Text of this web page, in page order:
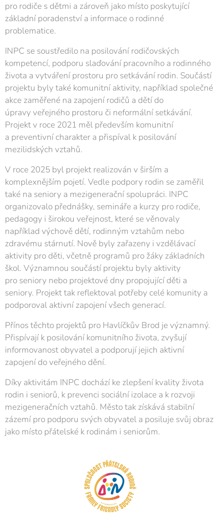
pro rodiče s dětmi a zároveň jako místo poskytující
základní poradenství a informace o rodinné
problematice.
INPC se soustředilo na posilování rodičovských
kompetencí, podporu slaďování pracovního a rodinného
života a vytváření prostoru pro setkávání rodin. Součástí
projektu byly také komunitní aktivity, například společné
akce zaměřené na zapojení rodičů a dětí do
úpravy veřejného prostoru či neformální setkávání.
Projekt v roce 2021 měl především komunitní
a preventivní charakter a přispíval k posilování
mezilidských vztahů.
V roce 2025 byl projekt realizován v širším a
komplexnějším pojetí. Vedle podpory rodin se zaměřil
také na seniory a mezigenerační spolupráci. INPC
organizovalo přednášky, semináře a kurzy pro rodiče,
pedagogy i širokou veřejnost, které se věnovaly
například výchově dětí, rodinným vztahům nebo
zdravému stárnutí. Nově byly zařazeny i vzdělávací
aktivity pro děti, včetně programů pro žáky základních
škol. Významnou součástí projektu byly aktivity
pro seniory nebo projektové dny propojující děti a
seniory. Projekt tak reflektoval potřeby celé komunity a
podporoval aktivní zapojení všech generací.
Přínos těchto projektů pro Havlíčkův Brod je významný.
Přispívají k posilování komunitního života, zvyšují
informovanost obyvatel a podporují jejich aktivní
zapojení do veřejného dění.
Díky aktivitám INPC dochází ke zlepšení kvality života
rodin i seniorů, k prevenci sociální izolace a k rozvoji
mezigeneračních vztahů. Město tak získává stabilní
zázemí pro podporu svých obyvatel a posiluje svůj obraz
jako místo přátelské k rodinám i seniorům.